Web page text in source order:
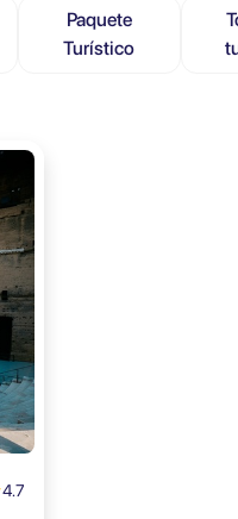
Paquete
Turístico
4.7